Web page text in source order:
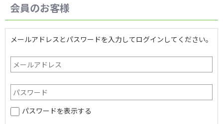
会員のお客様
メールアドレスとパスワードを入力してログインしてください。
パスワードを表示する